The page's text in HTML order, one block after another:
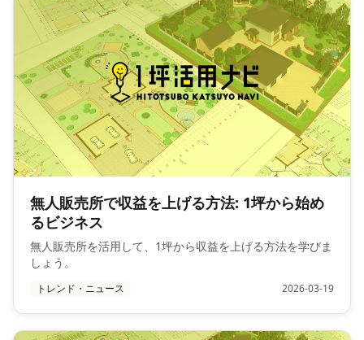
無人販売所で収益を上げる方法: 1坪から始め
るビジネス
無人販売所を活用して、1坪から収益を上げる方法を学びま
しょう。
トレンド・ニュース 2026-03-19